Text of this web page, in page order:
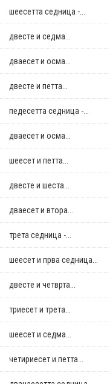
шеесетта седница -...
двестe и седма...
дваесет и осма...
двестe и петта...
педесетта седница -...
дваесет и осма...
шеесет и петта...
двестe и шеста...
дваесет и втора...
трета седница -...
шеесет и прва седница...
двестe и четврта...
триесет и трета...
шеесет и седма...
четириесет и петта...